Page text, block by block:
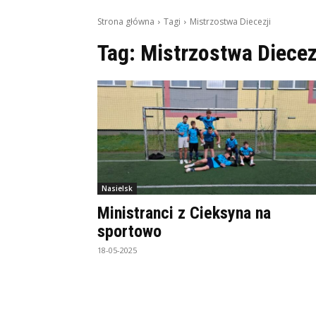
Strona główna Tagi Mistrzostwa Diecezji
Tag: Mistrzostwa
Nasielsk
Ministranci z Cieksyna na
sportowo
18-05-2025